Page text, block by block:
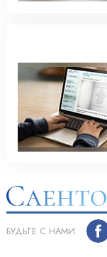
БУДЬТЕ С НАМИ